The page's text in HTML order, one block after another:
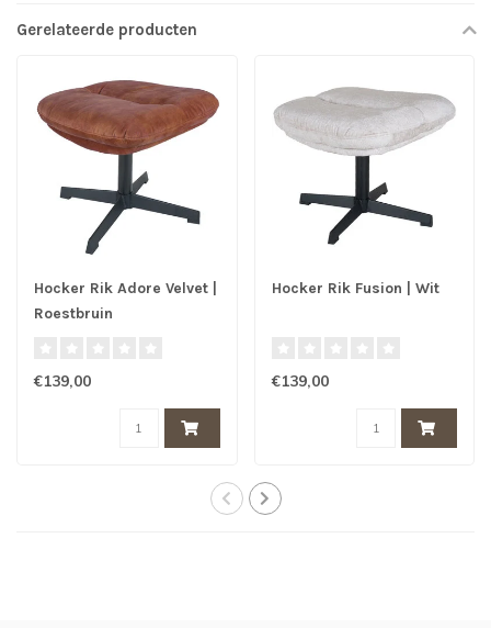
Gerelateerde producten
Hocker Rik Adore Velvet |
Roestbruin
€139,00
Hocker Rik Fusion | Wit
€139,00